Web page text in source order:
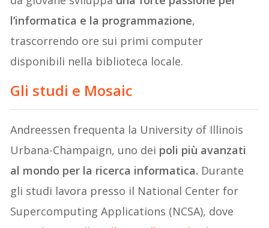
l’informatica e la programmazione,
trascorrendo ore sui primi computer
disponibili nella biblioteca locale.
Gli studi e Mosaic
Andreessen frequenta la University of Illinois
Urbana-Champaign, uno dei poli più avanzati
al mondo per la ricerca informatica. Durante
gli studi lavora presso il National Center for
Supercomputing Applications (NCSA), dove